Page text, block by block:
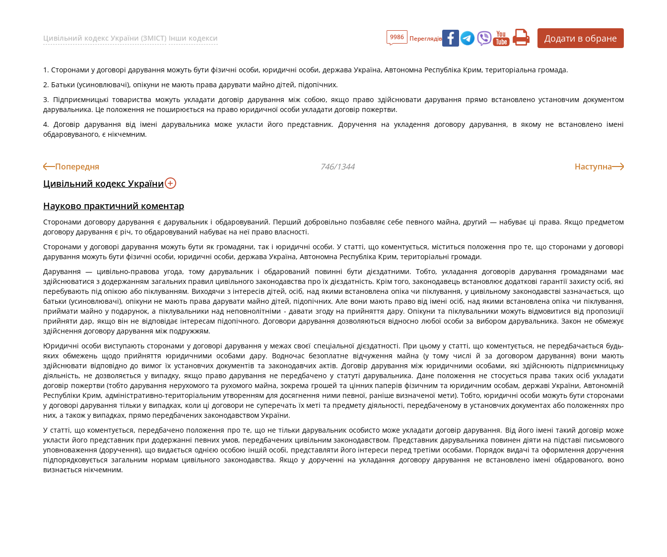
Цивільний кодекс України (ЗМІСТ) Інши кодекси 9986 Переглядів Додати в обране
1. Сторонами у договорі дарування можуть бути фізичні особи, юридичні особи, держава Україна, Автономна Республіка Крим, територіальна громада.
2. Батьки (усиновлювачі), опікуни не мають права дарувати майно дітей, підопічних.
3. Підприємницькі товариства можуть укладати договір дарування між собою, якщо право здійснювати дарування прямо встановлено установчим документом
дарувальника. Це положення не поширюється на право юридичної особи укладати договір пожертви.
4. Договір дарування від імені дарувальника може укласти його представник. Доручення на укладення договору дарування, в якому не встановлено імені
обдаровуваного, є нікчемним.
Попередня 746/1344 Наступна
Цивільний кодекс України
Науково практичний коментар
Сторонами договору дарування є дарувальник і обдаровуваний. Перший добровільно позбавляє себе певного майна, другий — набуває ці права. Якщо предметом
договору дарування є річ, то обдаровуваний набуває на неї право власності.
Сторонами у договорі дарування можуть бути як громадяни, так і юридичні особи. У статті, що коментується, міститься положення про те, що сторонами у договорі
дарування можуть бути фізичні особи, юридичні особи, держава Україна, Автономна Республіка Крим, територіальні громади.
Дарування — цивільно-правова угода, тому дарувальник і обдарований повинні бути дієздатними. Тобто, укладання договорів дарування громадянами має
здійснюватися з додержанням загальних правил цивільного законодавства про їх дієздатність. Крім того, законодавець встановлює додаткові гарантії захисту осіб, які
перебувають під опікою або піклуванням. Виходячи з інтересів дітей, осіб, над якими встановлена опіка чи піклування, у цивільному законодавстві зазначається, що
батьки (усиновлювачі), опікуни не мають права дарувати майно дітей, підопічних. Але вони мають право від імені осіб, над якими встановлена опіка чи піклування,
приймати майно у подарунок, а піклувальники над неповнолітніми - давати згоду на прийняття дару. Опікуни та піклувальники можуть відмовитися від пропозиції
прийняти дар, якщо він не відповідає інтересам підопічного. Договори дарування дозволяються відносно любої особи за вибором дарувальника. Закон не обмежує
здійснення договору дарування між подружжям.
Юридичні особи виступають сторонами у договорі дарування у межах своєї спеціальної дієздатності. При цьому у статті, що коментується, не передбачається будь-
яких обмежень щодо прийняття юридичними особами дару. Водночас безоплатне відчуження майна (у тому числі й за договором дарування) вони мають
здійснювати відповідно до вимог їх установчих документів та законодавчих актів. Договір дарування між юридичними особами, які здійснюють підприємницьку
діяльність, не дозволяється у випадку, якщо право дарування не передбачено у статуті дарувальника. Дане положення не стосується права таких осіб укладати
договір пожертви (тобто дарування нерухомого та рухомого майна, зокрема грошей та цінних паперів фізичним та юридичним особам, державі України, Автономній
Республіки Крим, адміністративно-територіальним утворенням для досягнення ними певної, раніше визначеної мети). Тобто, юридичні особи можуть бути сторонами
у договорі дарування тільки у випадках, коли ці договори не суперечать їх меті та предмету діяльності, передбаченому в установчих документах або положеннях про
них, а також у випадках, прямо передбачених законодавством України.
У статті, що коментується, передбачено положення про те, що не тільки дарувальник особисто може укладати договір дарування. Від його імені такий договір може
укласти його представник при додержанні певних умов, передбачених цивільним законодавством. Представник дарувальника повинен діяти на підставі письмового
уповноваження (доручення), що видається однією особою іншій особі, представляти його інтереси перед третіми особами. Порядок видачі та оформлення доручення
підпорядковується загальним нормам цивільного законодавства. Якщо у дорученні на укладання договору дарування не встановлено імені обдарованого, воно
визнається нікчемним.